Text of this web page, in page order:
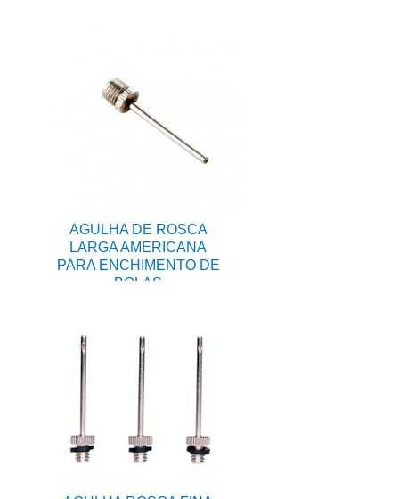
AGULHA DE ROSCA
LARGA AMERICANA
PARA ENCHIMENTO DE
BOLAS